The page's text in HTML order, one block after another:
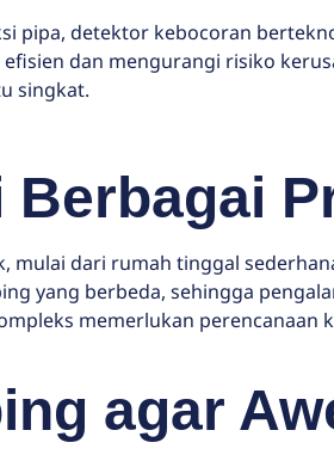
pipa, detektor kebocoran
dan mengurangi risiko
singkat.
Berbagai
mulai dari rumah tinggal
yang berbeda, sehingga
memerlukan perencanaan
agar